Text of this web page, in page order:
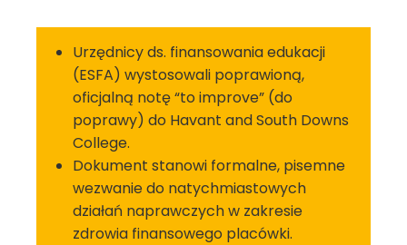
Urzędnicy ds. finansowania edukacji
(ESFA) wystosowali poprawioną,
oficjalną notę “to improve” (do
poprawy) do Havant and South Downs
College.
Dokument stanowi formalne, pisemne
wezwanie do natychmiastowych
działań naprawczych w zakresie
zdrowia finansowego placówki.